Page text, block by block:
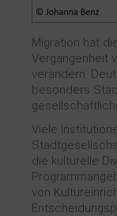
Migration hat
Vergangenheit
verändern.
besonders
Viele
die kulturelle
von